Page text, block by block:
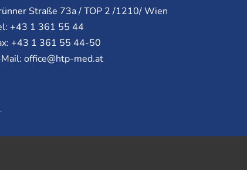
Straße 73a /TOP2 /1210/ Wien
+43 1 361 55 44
+43 1 361 55 44-50
office@htp-med.at